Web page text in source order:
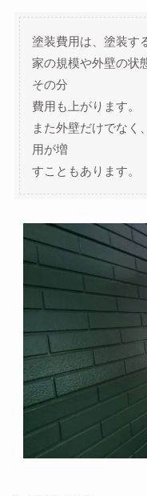
塗装費用は、塗装す
家の規模や外壁の状
その分
費用も上がります。
また外壁だけでなく
用が増
すこともあります。